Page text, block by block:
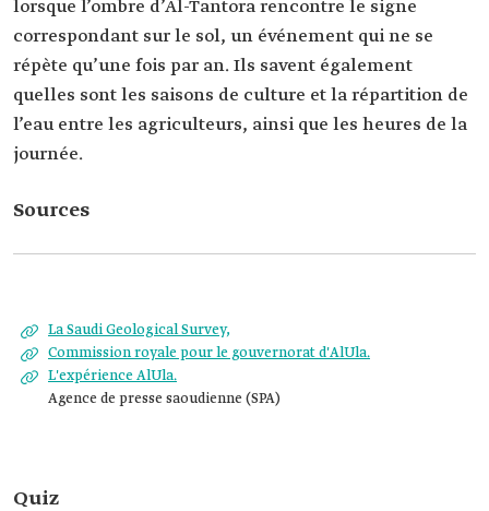
lorsque l’ombre d’Al-Tantora rencontre le signe
correspondant sur le sol, un événement qui ne se
répète qu’une fois par an. Ils savent également
quelles sont les saisons de culture et la répartition de
l’eau entre les agriculteurs, ainsi que les heures de la
journée.
Sources
La Saudi Geological Survey,
Commission royale pour le gouvernorat d'AlUla.
L'expérience AlUla.
Agence de presse saoudienne (SPA)
Quiz